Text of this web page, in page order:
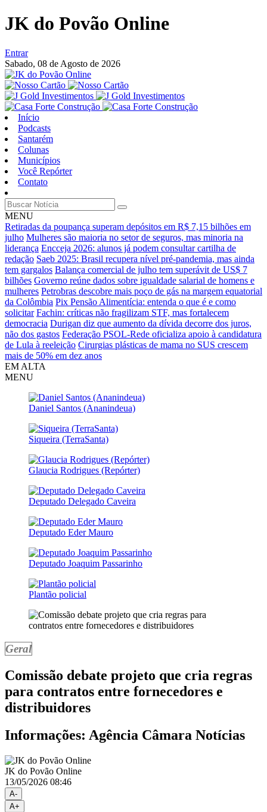
JK do Povão Online
Entrar
Sabado, 08 de Agosto de 2026
Início
Podcasts
Santarém
Colunas
Municípios
Você Repórter
Contato
MENU
Retiradas da poupança superam depósitos em R$ 7,15 bilhões em
julho Mulheres são maioria no setor de seguros, mas minoria na
liderança Encceja 2026: alunos já podem consultar cartilha de
redação Saeb 2025: Brasil recupera nível pré-pandemia, mas ainda
tem gargalos Balança comercial de julho tem superávit de US$ 7
bilhões Governo reúne dados sobre igualdade salarial de homens e
mulheres Petrobras descobre mais poço de gás na margem equatorial
da Colômbia Pix Pensão Alimentícia: entenda o que é e como
solicitar Fachin: críticas não fragilizam STF, mas fortalecem
democracia Durigan diz que aumento da dívida decorre dos juros,
não dos gastos Federação PSOL-Rede oficializa apoio à candidatura
de Lula à reeleição Cirurgias plásticas de mama no SUS crescem
mais de 50% em dez anos
EM ALTA
MENU
Daniel Santos (Ananindeua)
Siqueira (TerraSanta)
Glaucia Rodrigues (Repórter)
Deputado Delegado Caveira
Deputado Eder Mauro
Deputado Joaquim Passarinho
Plantão policial
Geral
Comissão debate projeto que cria regras
para contratos entre fornecedores e
distribuidores
Informações: Agência Câmara Notícias
JK do Povão Online
13/05/2026 08:46
A-
A+